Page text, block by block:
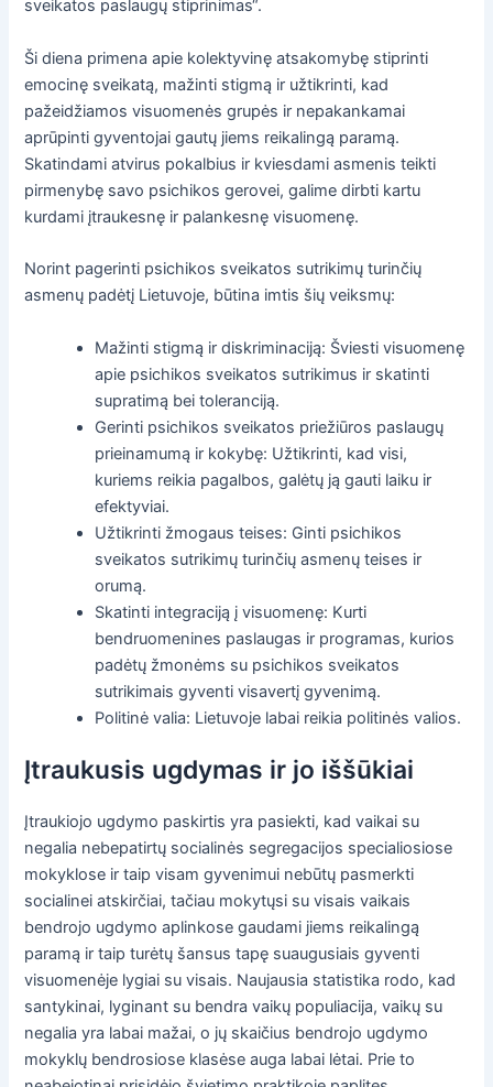
sveikatos paslaugų stiprinimas“.
Ši diena primena apie kolektyvinę atsakomybę stiprinti
emocinę sveikatą, mažinti stigmą ir užtikrinti, kad
pažeidžiamos visuomenės grupės ir nepakankamai
aprūpinti gyventojai gautų jiems reikalingą paramą.
Skatindami atvirus pokalbius ir kviesdami asmenis teikti
pirmenybę savo psichikos gerovei, galime dirbti kartu
kurdami įtraukesnę ir palankesnę visuomenę.
Norint pagerinti psichikos sveikatos sutrikimų turinčių
asmenų padėtį Lietuvoje, būtina imtis šių veiksmų:
Mažinti stigmą ir diskriminaciją: Šviesti visuomenę
apie psichikos sveikatos sutrikimus ir skatinti
supratimą bei toleranciją.
Gerinti psichikos sveikatos priežiūros paslaugų
prieinamumą ir kokybę: Užtikrinti, kad visi,
kuriems reikia pagalbos, galėtų ją gauti laiku ir
efektyviai.
Užtikrinti žmogaus teises: Ginti psichikos
sveikatos sutrikimų turinčių asmenų teises ir
orumą.
Skatinti integraciją į visuomenę: Kurti
bendruomenines paslaugas ir programas, kurios
padėtų žmonėms su psichikos sveikatos
sutrikimais gyventi visavertį gyvenimą.
Politinė valia: Lietuvoje labai reikia politinės valios.
Įtraukusis ugdymas ir jo iššūkiai
Įtraukiojo ugdymo paskirtis yra pasiekti, kad vaikai su
negalia nebepatirtų socialinės segregacijos specialiosiose
mokyklose ir taip visam gyvenimui nebūtų pasmerkti
socialinei atskirčiai, tačiau mokytųsi su visais vaikais
bendrojo ugdymo aplinkose gaudami jiems reikalingą
paramą ir taip turėtų šansus tapę suaugusiais gyventi
visuomenėje lygiai su visais. Naujausia statistika rodo, kad
santykinai, lyginant su bendra vaikų populiacija, vaikų su
negalia yra labai mažai, o jų skaičius bendrojo ugdymo
mokyklų bendrosiose klasėse auga labai lėtai. Prie to